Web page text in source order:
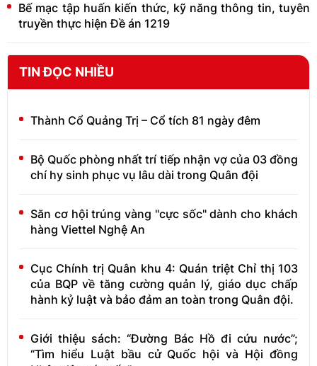
Bế mạc tập huấn kiến thức, kỹ năng thông tin, tuyên
truyền thực hiện Đề án 1219
TIN ĐỌC NHIỀU
Thành Cổ Quảng Trị – Cổ tích 81 ngày đêm
Bộ Quốc phòng nhất trí tiếp nhận vợ của 03 đồng
chí hy sinh phục vụ lâu dài trong Quân đội
Săn cơ hội trúng vàng "cực sốc" dành cho khách
hàng Viettel Nghệ An
Cục Chính trị Quân khu 4: Quán triệt Chỉ thị 103
của BQP về tăng cường quản lý, giáo dục chấp
hành kỷ luật và bảo đảm an toàn trong Quân đội.
Giới thiệu sách: “Đường Bác Hồ đi cứu nước”;
“Tìm hiểu Luật bầu cử Quốc hội và Hội đồng